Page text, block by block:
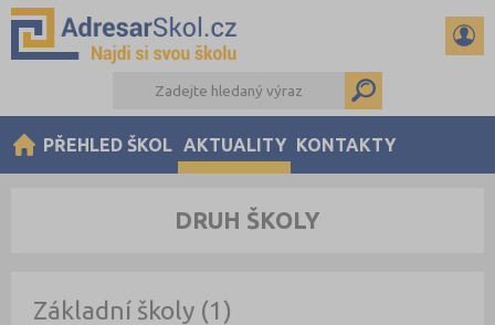
PŘEHLED ŠKOL AKTUALITY KONTAKTY
DRUH ŠKOLY
Základní školy (1)